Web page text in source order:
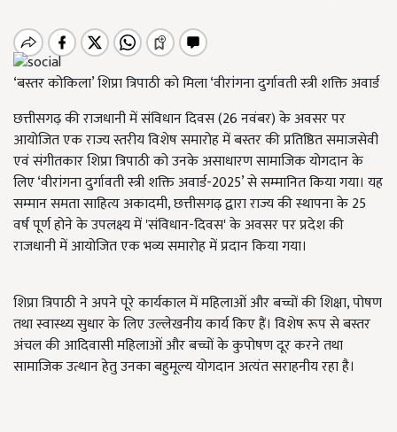
‘बस्तर कोकिला’ शिप्रा त्रिपाठी को मिला ‘वीरांगना दुर्गावती स्त्री शक्ति अवार्ड
छत्तीसगढ़ की राजधानी में संविधान दिवस (26 नवंबर) के अवसर पर
आयोजित एक राज्य स्तरीय विशेष समारोह में बस्तर की प्रतिष्ठित समाजसेवी
एवं संगीतकार शिप्रा त्रिपाठी को उनके असाधारण सामाजिक योगदान के
लिए ‘वीरांगना दुर्गावती स्त्री शक्ति अवार्ड-2025’ से सम्मानित किया गया। यह
सम्मान समता साहित्य अकादमी, छत्तीसगढ़ द्वारा राज्य की स्थापना के 25
वर्ष पूर्ण होने के उपलक्ष्य में 'संविधान-दिवस' के अवसर पर प्रदेश की
राजधानी में आयोजित एक भव्य समारोह में प्रदान किया गया।
शिप्रा त्रिपाठी ने अपने पूरे कार्यकाल में महिलाओं और बच्चों की शिक्षा, पोषण
तथा स्वास्थ्य सुधार के लिए उल्लेखनीय कार्य किए हैं। विशेष रूप से बस्तर
अंचल की आदिवासी महिलाओं और बच्चों के कुपोषण दूर करने तथा
सामाजिक उत्थान हेतु उनका बहुमूल्य योगदान अत्यंत सराहनीय रहा है।